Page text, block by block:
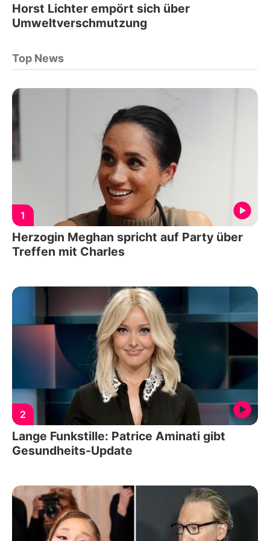
Horst Lichter empört sich über
Umweltverschmutzung
Top News
1
Herzogin Meghan spricht auf Party über
Treffen mit Charles
2
Lange Funkstille: Patrice Aminati gibt
Gesundheits-Update